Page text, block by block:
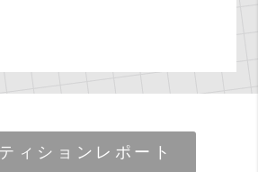
ィションレポート